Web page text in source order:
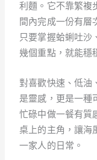
利麵。它不靠繁複
間內完成一份有層
只要掌握蛤蜊吐沙
幾個重點，就能穩
對喜歡快速、低油
是靈感，更是一種
忙碌中做一餐有質
桌上的主角，讓海
一家人的日常。